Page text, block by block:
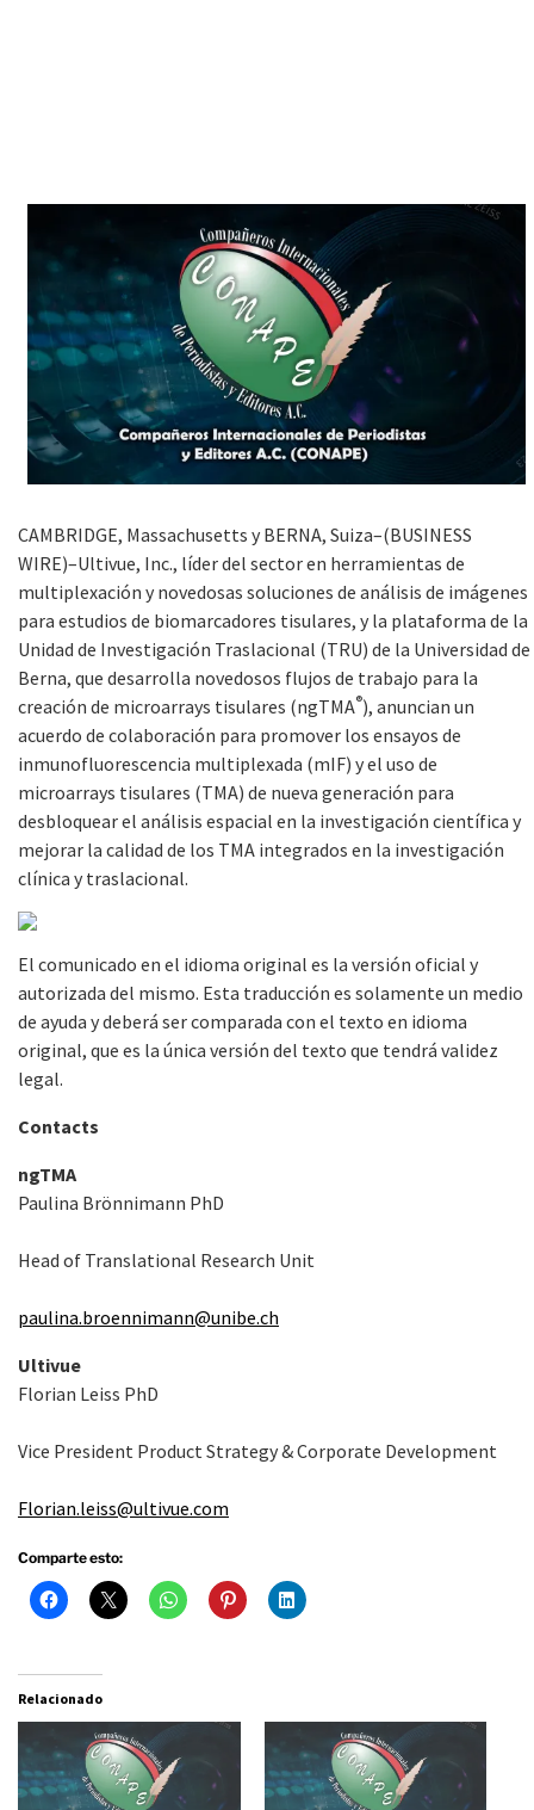
CAMBRIDGE, Massachusetts y BERNA, Suiza–(BUSINESS
WIRE)–Ultivue, Inc., líder del sector en herramientas de
multiplexación y novedosas soluciones de análisis de imágenes
para estudios de biomarcadores tisulares, y la plataforma de la
Unidad de Investigación Traslacional (TRU) de la Universidad de
Berna, que desarrolla novedosos flujos de trabajo para la
creación de microarrays tisulares (ngTMA®), anuncian un
acuerdo de colaboración para promover los ensayos de
inmunofluorescencia multiplexada (mIF) y el uso de
microarrays tisulares (TMA) de nueva generación para
desbloquear el análisis espacial en la investigación científica y
mejorar la calidad de los TMA integrados en la investigación
clínica y traslacional.
El comunicado en el idioma original es la versión oficial y
autorizada del mismo. Esta traducción es solamente un medio
de ayuda y deberá ser comparada con el texto en idioma
original, que es la única versión del texto que tendrá validez
legal.
Contacts
ngTMA
Paulina Brönnimann PhD
Head of Translational Research Unit
paulina.broennimann@unibe.ch
Ultivue
Florian Leiss PhD
Vice President Product Strategy & Corporate Development
Florian.leiss@ultivue.com
Comparte esto:
Relacionado